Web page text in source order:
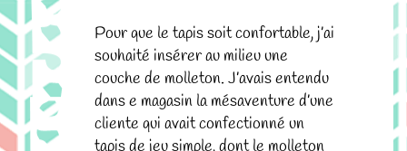
Pour que le tapis soit confortable, j’ai
souhaité insérer au milieu une
couche de molleton. J’avais entendu
dans e magasin la mésaventure d’une
cliente qui avait confectionné un